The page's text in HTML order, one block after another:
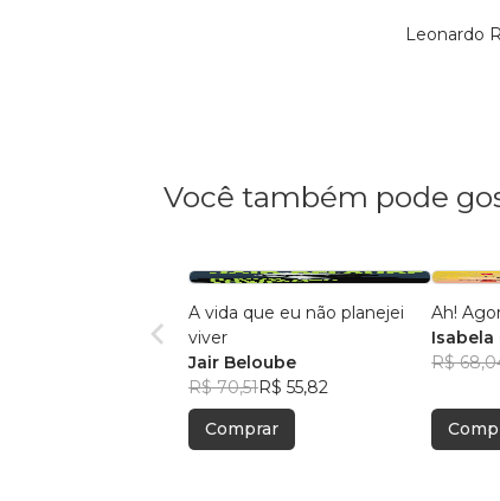
Leonardo
Você também pode
A vida que eu não planejei
viver
Jair Beloube
R$ 70,51R$ 55,82
Comprar
Ah!
R$